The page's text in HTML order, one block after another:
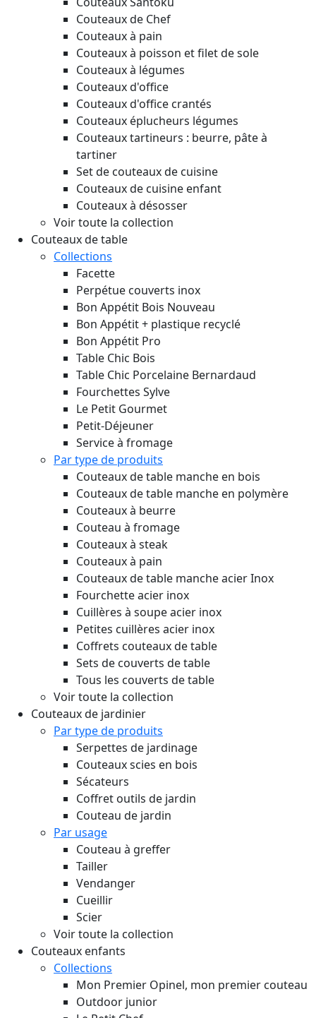
Couteaux de Chef
Couteaux à pain
Couteaux à poisson et filet de sole
Couteaux à légumes
Couteaux d'office
Couteaux d'office crantés
Couteaux éplucheurs légumes
Couteaux tartineurs : beurre, pâte à
tartiner
Set de couteaux de cuisine
Couteaux de cuisine enfant
Couteaux à désosser
Voir toute la collection
Couteaux de table
Collections
Facette
Perpétue couverts inox
Bon Appétit Bois Nouveau
Bon Appétit + plastique recyclé
Bon Appétit Pro
Table Chic Bois
Table Chic Porcelaine Bernardaud
Fourchettes Sylve
Le Petit Gourmet
Petit-Déjeuner
Service à fromage
Par type de produits
Couteaux de table manche en bois
Couteaux de table manche en polymère
Couteaux à beurre
Couteau à fromage
Couteaux à steak
Couteaux à pain
Couteaux de table manche acier Inox
Fourchette acier inox
Cuillères à soupe acier inox
Petites cuillères acier inox
Coffrets couteaux de table
Sets de couverts de table
Tous les couverts de table
Voir toute la collection
Couteaux de jardinier
Par type de produits
Serpettes de jardinage
Couteaux scies en bois
Sécateurs
Coffret outils de jardin
Couteau de jardin
Par usage
Couteau à greffer
Tailler
Vendanger
Cueillir
Scier
Voir toute la collection
Couteaux enfants
Collections
Mon Premier Opinel, mon premier couteau
Outdoor junior